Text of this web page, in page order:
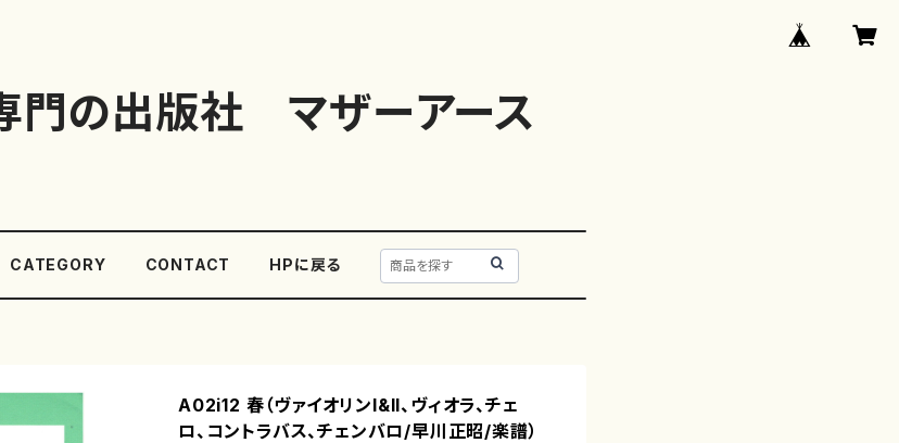
門の出版社 マザーアース
CATEGORY CONTACT HPに戻る
A02i12 春（ヴァイオリンI&II、ヴィオラ、チェ
ロ、コントラバス、チェンバロ/早川正昭/楽譜）